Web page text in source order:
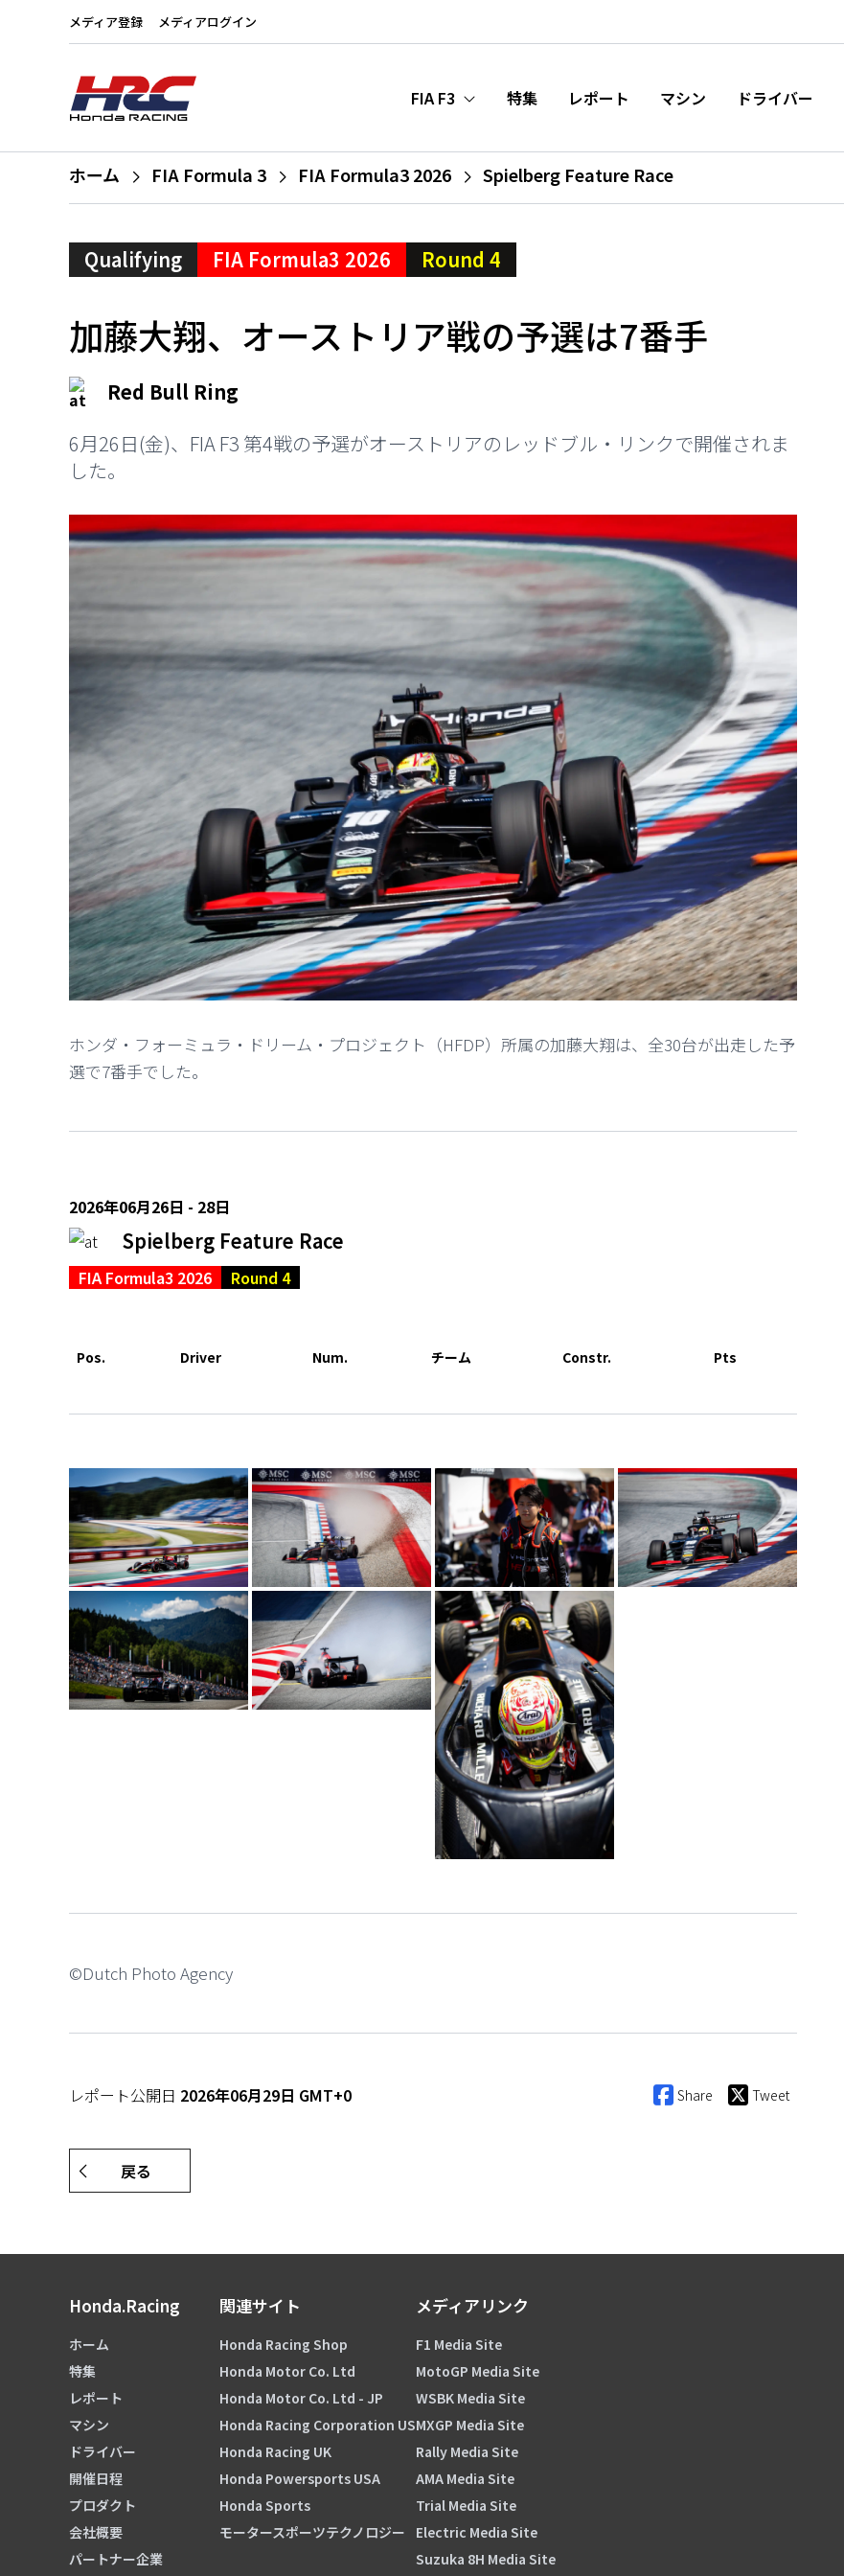
メディア登録 メディアログイン
FIA F3 特集 レポート マシン ドライバー
ホーム FIA Formula 3 FIA Formula3 2026 Spielberg Feature Race
Qualifying FIA Formula3 2026 Round 4
加藤大翔、オーストリア戦の予選は7番手
Red Bull Ring
6月26日(金)、FIA F3 第4戦の予選がオーストリアのレッドブル・リンクで開催されま
した。
ホンダ・フォーミュラ・ドリーム・プロジェクト（HFDP）所属の加藤大翔は、全30台が出走した予
選で7番手でした。
2026年06月26日 - 28日
Spielberg Feature Race
FIA Formula3 2026 Round 4
Pos. Driver Num. チーム Constr. Pts
©Dutch Photo Agency
レポート公開日 2026年06月29日 GMT+0 Share Tweet
戻る
Honda.Racing
ホーム
特集
レポート
マシン
ドライバー
開催日程
プロダクト
会社概要
パートナー企業
関連サイト
Honda Racing Shop
Honda Motor Co. Ltd
Honda Motor Co. Ltd - JP
Honda Racing Corporation US
Honda Racing UK
Honda Powersports USA
Honda Sports
モータースポーツテクノロジー
メディアリンク
F1 Media Site
MotoGP Media Site
WSBK Media Site
MXGP Media Site
Rally Media Site
AMA Media Site
Trial Media Site
Electric Media Site
Suzuka 8H Media Site